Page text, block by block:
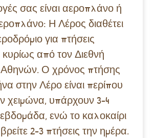
σας είναι αεροπλάνο ή
Η Λέρος διαθέτει
για πτήσεις
από τον Διεθνή
Αθηνών. Ο χρόνος πτήσης
στην Λέρο είναι περίπου
χειμώνα, υπάρχουν 3-4
ενώ το καλοκαίρι
2-3 πτήσεις την ημέρα.